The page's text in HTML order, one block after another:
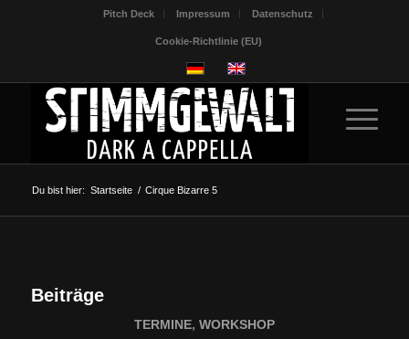
Pitch Deck Impressum Datenschutz
Cookie-Richtlinie (EU)
Du bist hier: Startseite / Cirque Bizarre 5
Beiträge
TERMINE, WORKSHOP